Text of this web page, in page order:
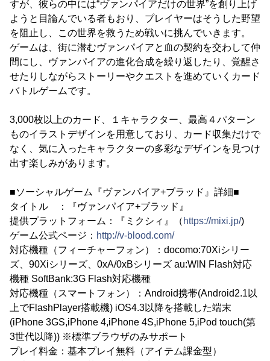
すが、彼らの中には“ヴァンパイアだけの世界”を創り上げ
ようと目論んでいる者もおり、プレイヤーはそうした野望
を阻止し、この世界を救うため戦いに挑んでいきます。
ゲームは、街に潜むヴァンパイアと血の契約を交わして仲
間にし、ヴァンパイアの進化合成を繰り返したり、覚醒さ
せたりしながらストーリーやクエストを進めていくカード
バトルゲームです。
3,000枚以上のカード、１キャラクター、最高４パターン
ものイラストデザインを用意しており、カード収集だけで
なく、気に入ったキャラクターの多彩なデザインを見つけ
出す楽しみがあります。
■ソーシャルゲーム『ヴァンパイア+ブラッド』詳細■
タイトル ：『ヴァンパイア+ブラッド』
提供プラットフォーム：『ミクシィ』（ https://mixi.jp/)
ゲーム公式ページ： http://v-blood.com/
対応機種（フィーチャーフォン）：docomo:70Xiシリー
ズ、90Xiシリーズ、0xA/0xBシリーズ au:WIN Flash対応
機種 SoftBank:3G Flash対応機種
対応機種（スマートフォン）：Android携帯(Android2.1以
上でFlashPlayer搭載機) iOS4.3以降を搭載した端末
(iPhone 3GS,iPhone 4,iPhone 4S,iPhone 5,iPod touch(第
3世代以降)) ※標準ブラウザのみサポート
プレイ料金：基本プレイ無料（アイテム課金型）